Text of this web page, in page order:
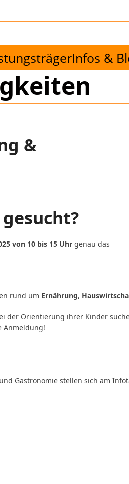
Infos &
&
gesucht?
von 10 bis 15 Uhr genau das
rund um Ernährung,
der Orientierung ihrer Kinder
Anmeldung!
Gastronomie stellen sich am